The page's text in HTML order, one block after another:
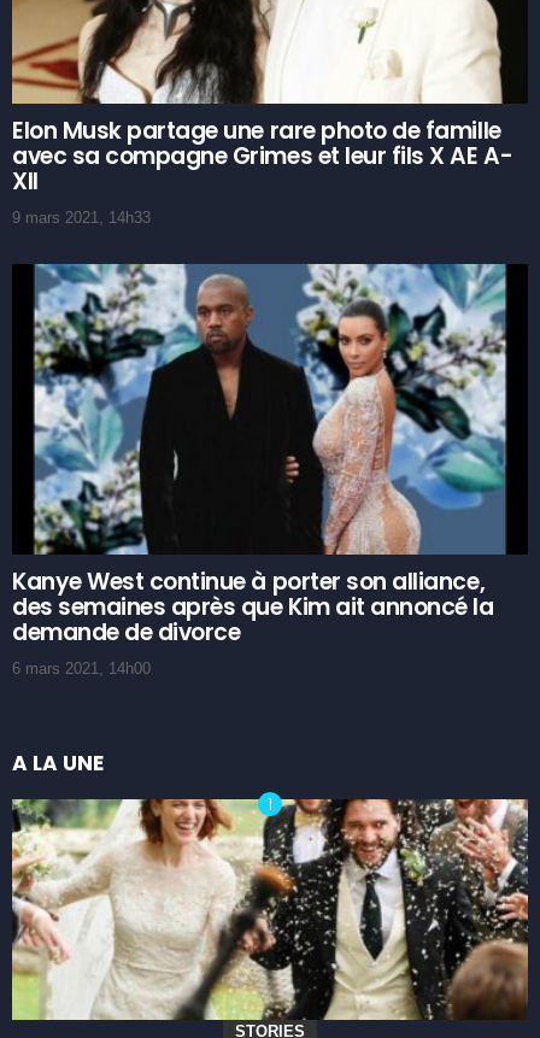
Elon Musk partage une rare photo de famille
avec sa compagne Grimes et leur fils X AE A-
XII
9 mars 2021, 14h33
Kanye West continue à porter son alliance,
des semaines après que Kim ait annoncé la
demande de divorce
6 mars 2021, 14h00
A LA UNE
STORIES